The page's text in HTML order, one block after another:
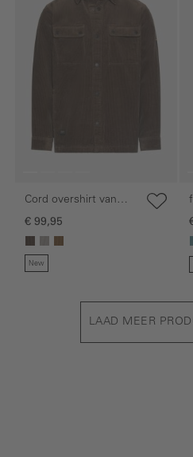
Cord overshirt van
100% katoen
€ 99,95
New
LAAD MEER